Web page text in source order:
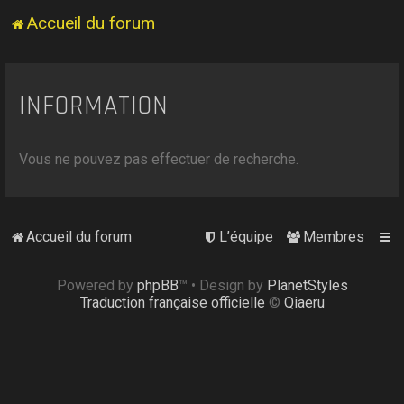
Accueil du forum
INFORMATION
Vous ne pouvez pas effectuer de recherche.
Accueil du forum Membres
L’équipe
Powered by phpBB™ • Design by PlanetStyles
Traduction française officielle © Qiaeru